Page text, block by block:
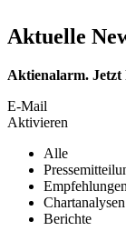
Aktuelle
Aktienalarm. Jetzt
E-Mail
Aktivieren
Alle
Empfehlungen
Chartanalysen
Berichte